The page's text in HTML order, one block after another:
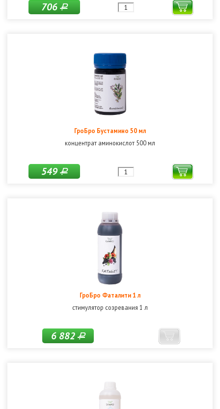
706Р
ГроБро Бустамино 50 мл
концентрат аминокислот 500 мл
549Р
ГроБро Фаталити 1 л
стимулятор созревания 1 л
6 882Р